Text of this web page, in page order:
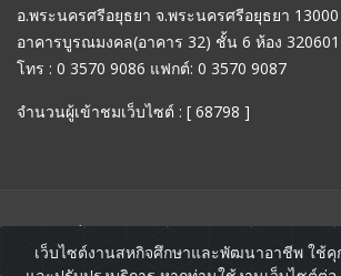
อ.พระนครศรีอยุธยา จ.พระนครศรีอยุธยา 13000
อาคารบูรณมงคล(อาคาร 32) ชั้น 6 ห้อง 320601
โทร : 0 3570 9086 แฟกต์: 0 3570 9087
จำนวนผู้เข้าชมเว็บไซต์ : [ 68798 ]
และงานทะเบียน มหาวิทยาลัยเทคโนโลยีร
เว็บไซต์งานสหกิจศึกษาและพัฒนาอาชีพ ใช้คุ